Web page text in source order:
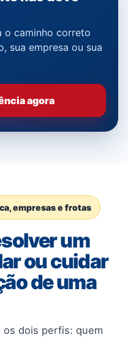
o caminho correto
sua empresa ou sua
agora
empresas e frotas
um
ou cuidar
de uma
os dois perfis: quem